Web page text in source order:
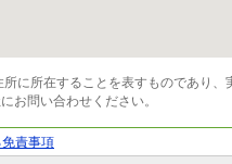
に所在することを表すものであり
お問い合わせください。
責事項